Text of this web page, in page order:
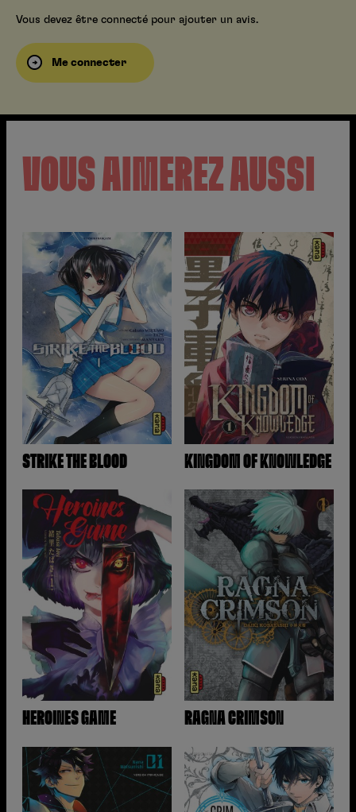
Vous devez être connecté pour ajouter un avis.
Me connecter
VOUS AIMEREZ AUSSI
STRIKE THE BLOOD KINGDOM OF KNOWLEDGE
HEROINES GAME RAGNA CRIMSON